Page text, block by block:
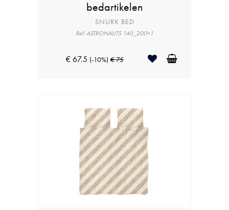
bedartikelen
SNURK BED
Ref: ASTRONAUTS 140_200+1
€ 67.5 (-10%) € 75